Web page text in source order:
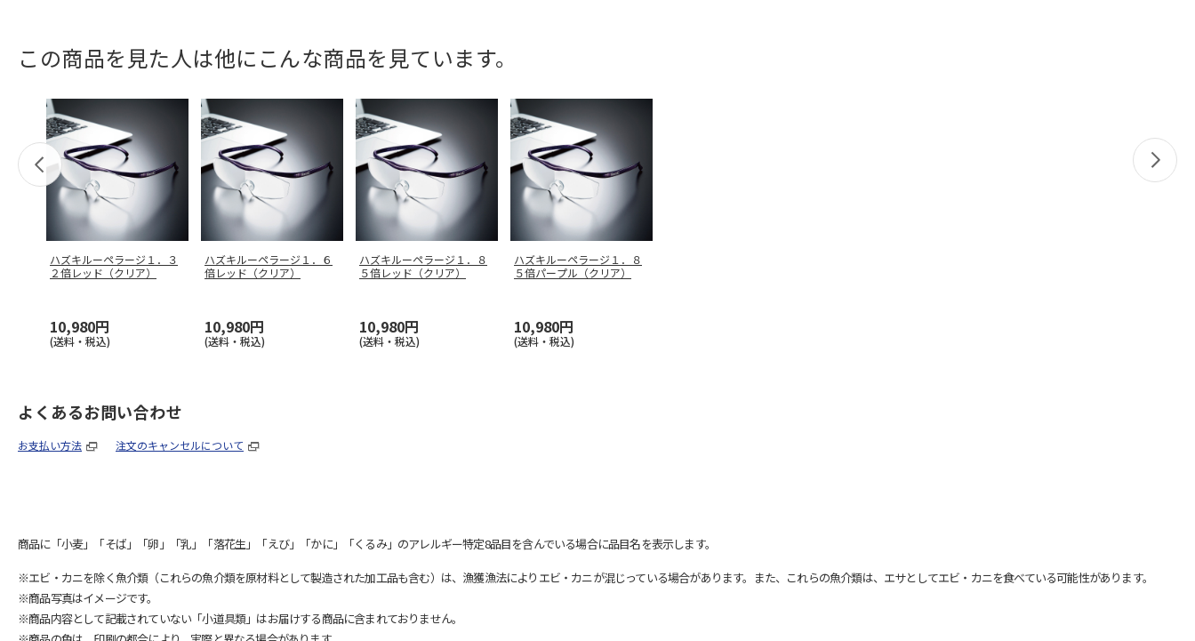
この商品を見た人は他にこんな商品を見ています。
ハズキルーペラージ１．３
２倍レッド（クリア）
10,980円
(送料・税込)
ハズキルーペラージ１．６
倍レッド（クリア）
10,980円
(送料・税込)
ハズキルーペラージ１．８
５倍レッド（クリア）
10,980円
(送料・税込)
ハズキルーペラージ１．８
５倍パープル（クリア）
10,980円
(送料・税込)
よくあるお問い合わせ
お支払い方法 注文のキャンセルについて
商品に「小麦」「そば」「卵」「乳」「落花生」「えび」「かに」「くるみ」のアレルギー特定8品目を含んでいる場合に品目名を表示します。
※エビ・カニを除く魚介類（これらの魚介類を原材料として製造された加工品も含む）は、漁獲漁法によりエビ・カニが混じっている場合があります。また、これらの魚介類は、エサとしてエビ・カニを食べている可能性があります。
※商品写真はイメージです。
※商品内容として記載されていない「小道具類」はお届けする商品に含まれておりません。